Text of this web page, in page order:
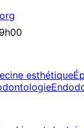
esthétique